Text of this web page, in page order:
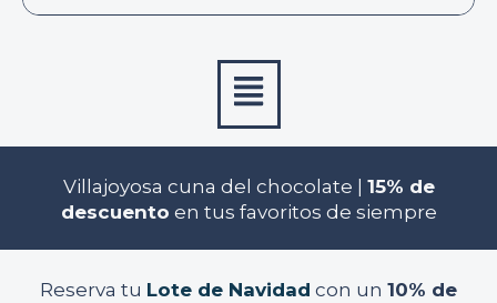
Menú
Villajoyosa cuna del chocolate | 15% de
descuento en tus favoritos de siempre
Reserva tu Lote de Navidad con un 10% de